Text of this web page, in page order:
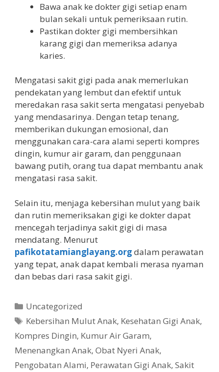
Bawa anak ke dokter gigi setiap enam
bulan sekali untuk pemeriksaan rutin.
Pastikan dokter gigi membersihkan
karang gigi dan memeriksa adanya
karies.
Mengatasi sakit gigi pada anak memerlukan
pendekatan yang lembut dan efektif untuk
meredakan rasa sakit serta mengatasi penyebab
yang mendasarinya. Dengan tetap tenang,
memberikan dukungan emosional, dan
menggunakan cara-cara alami seperti kompres
dingin, kumur air garam, dan penggunaan
bawang putih, orang tua dapat membantu anak
mengatasi rasa sakit.
Selain itu, menjaga kebersihan mulut yang baik
dan rutin memeriksakan gigi ke dokter dapat
mencegah terjadinya sakit gigi di masa
mendatang. Menurut
pafikotatamianglayang.orgdalam perawatan
yang tepat, anak dapat kembali merasa nyaman
dan bebas dari rasa sakit gigi.
Kategori
Uncategorized
Tag
Kebersihan Mulut Anak, Kesehatan Gigi Anak,
Kompres Dingin, Kumur Air Garam,
Menenangkan Anak, Obat Nyeri Anak,
Pengobatan Alami, Perawatan Gigi Anak, Sakit